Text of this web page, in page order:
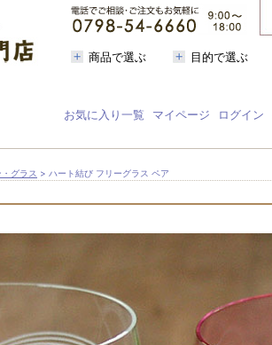
商品で選ぶ 目的で選ぶ
お気に入り一覧 マイページ ログイン
グラス > ハート結び フリーグラス ペア